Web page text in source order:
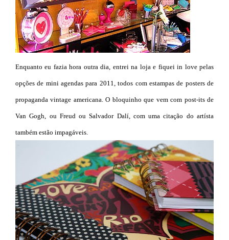
Enquanto eu fazia hora outra dia, entrei na loja e fiquei in love pelas
opções de mini agendas para 2011, todos com estampas de posters de
propaganda vintage americana. O bloquinho que vem com post-its de
Van Gogh, ou Freud ou Salvador Dalí, com uma citação do artísta
também estão impagáveis.